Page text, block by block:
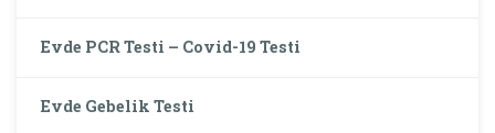
Evde PCR Testi – Covid-19 Testi
Evde Gebelik Testi